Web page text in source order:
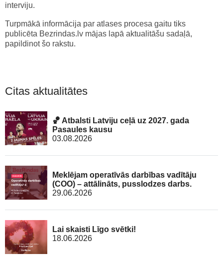
interviju.
Turpmākā informācija par atlases procesa gaitu tiks
publicēta Bezrindas.lv mājas lapā aktualitāšu sadaļā,
papildinot šo rakstu.
Citas aktualitātes
🏀 Atbalsti Latviju ceļā uz 2027. gada
Pasaules kausu
03.08.2026
Meklējam operatīvās darbības vadītāju
(COO) – attālināts, pusslodzes darbs.
29.06.2026
Lai skaisti Līgo svētki!
18.06.2026